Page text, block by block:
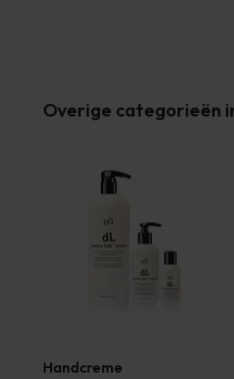
Overige categorieën
Handcreme